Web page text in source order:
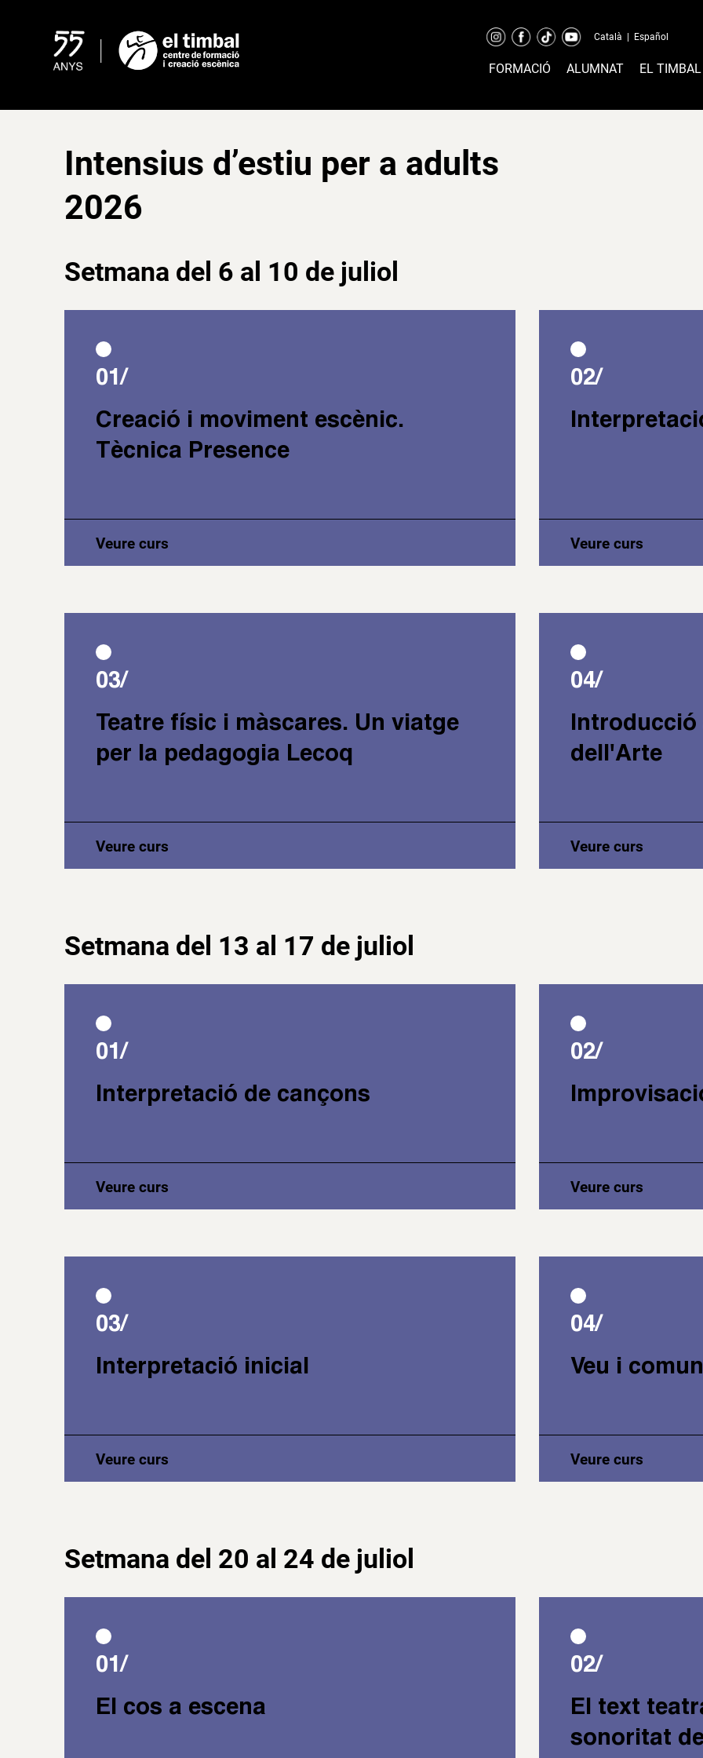
Català Español
FORMACIÓ ALUMNAT EL TIMBAL
Intensius d’estiu per a adults
2026
Setmana del 6 al 10 de juliol
01/
Creació i moviment escènic.
Tècnica Presence
Veure curs
02/
Veure curs
03/
Teatre físic i màscares. Un viatge
per la pedagogia Lecoq
Veure curs
04/
Introducció
dell'Arte
Veure curs
Setmana del 13 al 17 de juliol
01/
Interpretació de cançons
Veure curs
02/
Veure curs
03/
Interpretació inicial
Veure curs
04/
Veu i
Veure curs
Setmana del 20 al 24 de juliol
01/
El cos a escena
02/
El text
sonoritat